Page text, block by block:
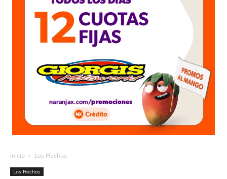
Inicio Los Hechos
Los Hechos